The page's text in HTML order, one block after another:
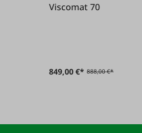
Viscomat 70
849,00 €* 888,00 €*